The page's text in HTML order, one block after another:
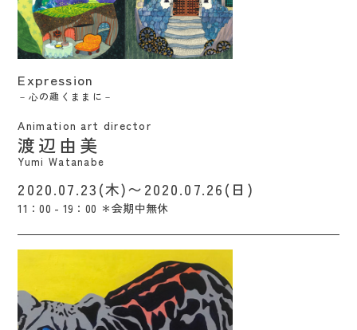
Expression
－心の趣くままに－
Animation art director
渡辺由美
Yumi Watanabe
2020.07.23(木)〜2020.07.26(日)
11：00 - 19：00 ＊会期中無休